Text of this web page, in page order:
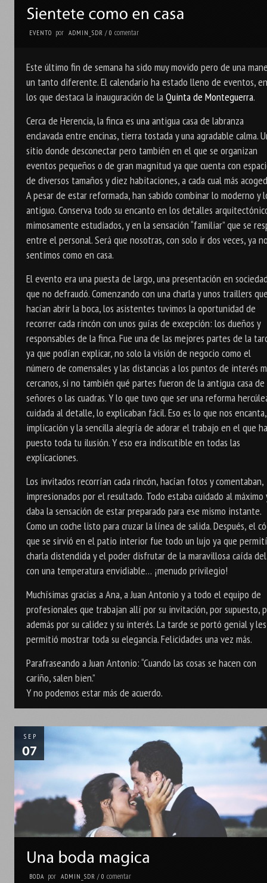
EVENTO por ADMIN_SDR /0comentar
Este último fin de semana ha sido muy movido pero de una
un tanto diferente. El calendario ha estado lleno de eventos,
los que destaca la inauguración de laQuinta de Monteguerra.
Cerca de Herencia, la finca es una antigua casa de labranza
enclavada entre encinas, tierra tostada y una agradable calma.
sitio donde desconectar pero también en el que se organizan
eventos pequeños o de gran magnitud ya que cuenta con
de diversos tamaños y diez habitaciones, a cada cual más
A pesar de estar reformada, han sabido combinar lo moderno y
antiguo. Conserva todo su encanto en los detalles
mimosamente estudiados, y en la sensación “familiar” que se
entre el personal. Será que nosotras, con solo ir dos veces, ya
sentimos como en casa.
El evento era una puesta de largo, una presentación en
que no defraudó. Comenzando con una charla y unos traillers
hacían abrir la boca, los asistentes tuvimos la oportunidad de
recorrer cada rincón con unos guías de excepción: los dueños y
responsables de la finca. Fue una de las mejores partes de la
ya que podían explicar, no solo la visión de negocio como el
número de comensales y las distancias a los puntos de interés
cercanos, si no también qué partes fueron de la antigua casa
señores o las cuadras. Y lo que tuvo que ser una reforma
cuidada al detalle, lo explicaban fácil. Eso es lo que nos
implicación y la sencilla alegría de adorar el trabajo en el que
puesto toda tu ilusión. Y eso era indiscutible en todas las
explicaciones.
Los invitados recorrían cada rincón, hacían fotos y comentaban,
impresionados por el resultado. Todo estaba cuidado al máximo
daba la sensación de estar preparado para ese mismo instante.
Como un coche listo para cruzar la línea de salida. Después, el
que se sirvió en el patio interior fue todo un lujo ya que
charla distendida y el poder disfrutar de la maravillosa caída
con una temperatura envidiable… ¡menudo privilegio!
Muchísimas gracias a Ana, a Juan Antonio y a todo el equipo de
profesionales que trabajan allí por su invitación, por supuesto,
además por su calidez y su interés. La tarde se portó genial y les
permitió mostrar toda su elegancia. Felicidades una vez más.
Parafraseando a Juan Antonio: “Cuando las cosas se hacen con
cariño, salen bien.”
Y no podemos estar más de acuerdo.
SEP
BODA por ADMIN_SDR /0comentar